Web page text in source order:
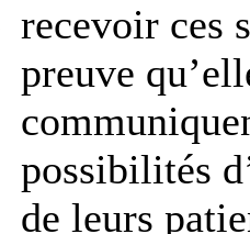
recevoir ces
preuve
possibilités
de leurs